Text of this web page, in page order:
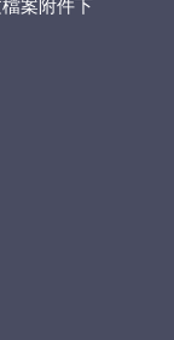
案附件下